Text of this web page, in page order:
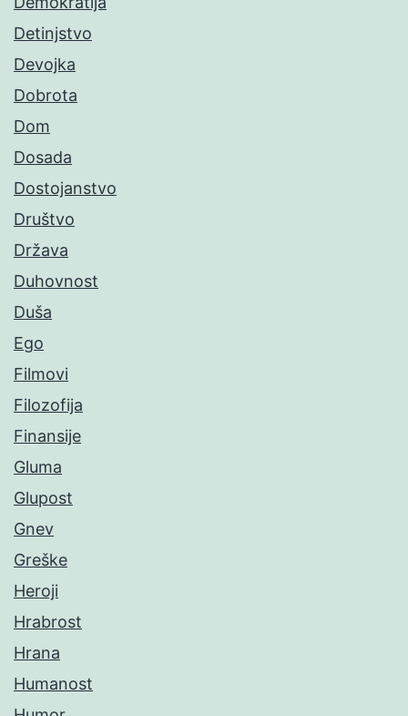
Detinjstvo
Devojka
Dobrota
Dom
Dosada
Dostojanstvo
Društvo
Država
Duhovnost
Duša
Ego
Filmovi
Filozofija
Finansije
Gluma
Glupost
Gnev
Greške
Heroji
Hrabrost
Hrana
Humanost